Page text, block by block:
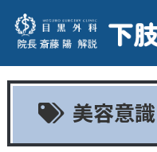
美容意識